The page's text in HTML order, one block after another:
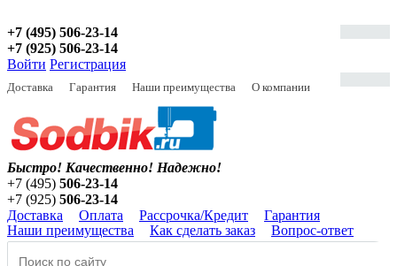
+7 (495) 506-23-14
+7 (925) 506-23-14
Войти Регистрация
Доставка Гарантия Наши преимущества О компании
Быстро! Качественно! Надежно!
+7 (495) 506-23-14
+7 (925) 506-23-14
Доставка
Оплата Рассрочка/Кредит
Гарантия
Наши преимущества
Как сделать заказ Вопрос-ответ